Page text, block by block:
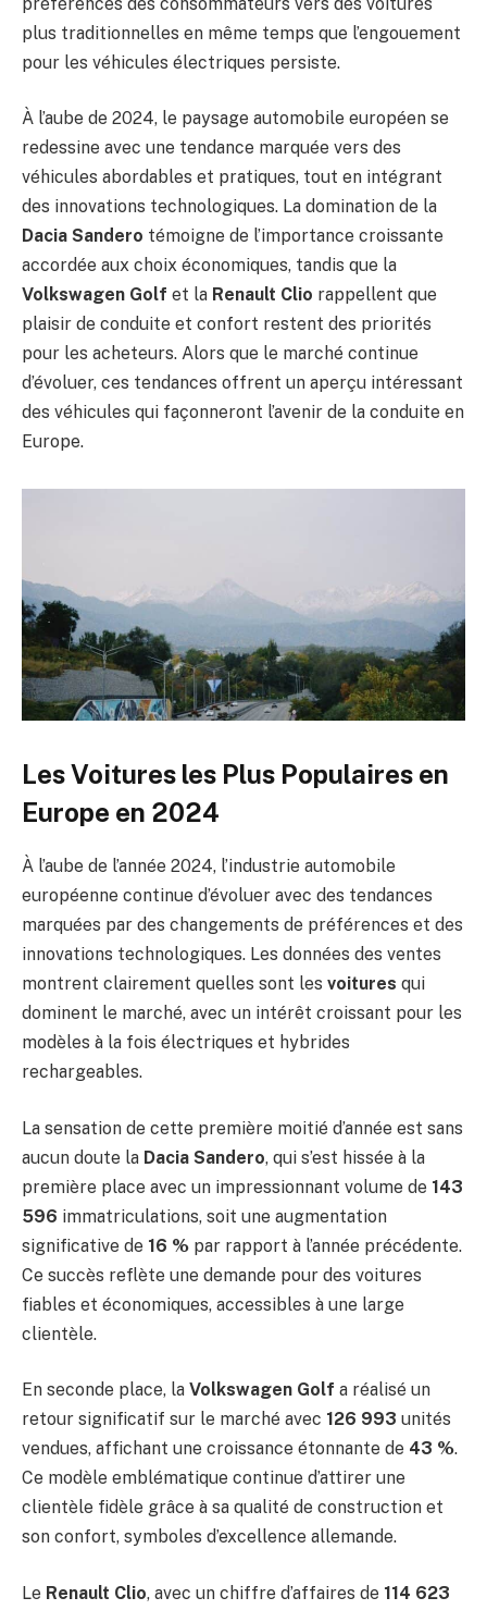
plus traditionnelles en même temps que l’engouement
pour les véhicules électriques persiste.
À l’aube de 2024, le paysage automobile européen se
redessine avec une tendance marquée vers des
véhicules abordables et pratiques, tout en intégrant
des innovations technologiques. La domination de la
Dacia Sandero témoigne de l’importance croissante
accordée aux choix économiques, tandis que la
Volkswagen Golf et la Renault Clio rappellent que
plaisir de conduite et confort restent des priorités
pour les acheteurs. Alors que le marché continue
d’évoluer, ces tendances offrent un aperçu intéressant
des véhicules qui façonneront l’avenir de la conduite en
Europe.
Les Voitures les Plus Populaires en
Europe en 2024
À l’aube de l’année 2024, l’industrie automobile
européenne continue d’évoluer avec des tendances
marquées par des changements de préférences et des
innovations technologiques. Les données des ventes
montrent clairement quelles sont les voitures qui
dominent le marché, avec un intérêt croissant pour les
modèles à la fois électriques et hybrides
rechargeables.
La sensation de cette première moitié d’année est sans
aucun doute la Dacia Sandero, qui s’est hissée à la
première place avec un impressionnant volume de 143
596 immatriculations, soit une augmentation
significative de 16 % par rapport à l’année précédente.
Ce succès reflète une demande pour des voitures
fiables et économiques, accessibles à une large
clientèle.
En seconde place, la Volkswagen Golf a réalisé un
retour significatif sur le marché avec 126 993 unités
vendues, affichant une croissance étonnante de 43 %.
Ce modèle emblématique continue d’attirer une
clientèle fidèle grâce à sa qualité de construction et
son confort, symboles d’excellence allemande.
Le Renault Clio, avec un chiffre d’affaires de 114 623